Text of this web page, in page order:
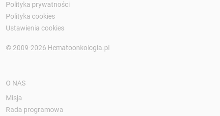
Polityka prywatności
Polityka cookies
Ustawienia cookies
© 2009-2026 Hematoonkologia.pl
O NAS
Misja
Rada programowa